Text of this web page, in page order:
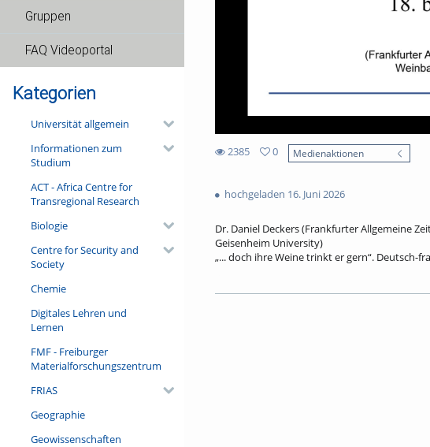
Gruppen
FAQ Videoportal
Kategorien
Universität allgemein
Informationen zum
Studium
ACT - Africa Centre for
Transregional Research
Biologie
Centre for Security and
Society
Chemie
Digitales Lehren und
Lernen
FMF - Freiburger
Materialforschungszentrum
FRIAS
Geographie
Geowissenschaften
2385
views
0
Medienaktionen
hochgeladen 16. Juni 2026
Dr. Daniel Deckers (Frankfurter Allgemeine
Geisenheim University)
„... doch ihre Weine trinkt er gern“. Deutsch-
Post aus dem Vaterland des Weins, eine
Bankier und ein Bremer Weinhändler kaufen